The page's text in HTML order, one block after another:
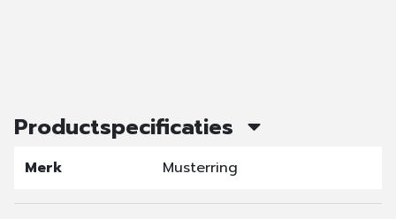
Productspecificaties
Merk Musterring